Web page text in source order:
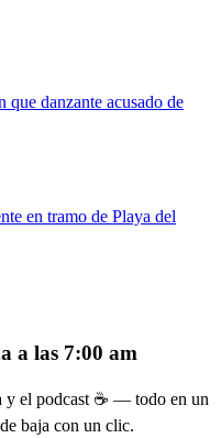
danzante acusado de
en tramo de Playa del
a las 7:00 am
y el podcast ☕ — todo en un
baja con un clic.